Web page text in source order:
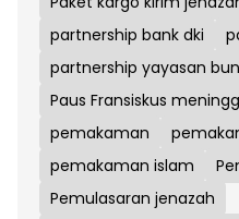
partnership bank dki
partnership yayasan
Paus Fransiskus
pemakaman
pemakaman islam
Pemulasaran jenazah